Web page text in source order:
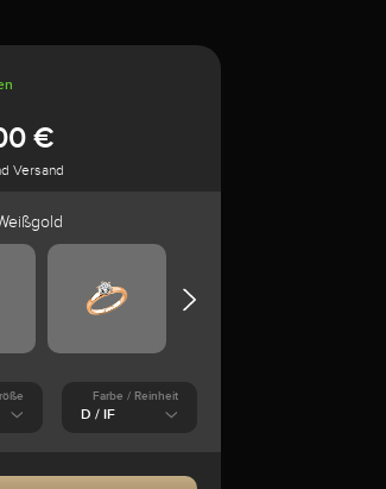
€
Versand
Farbe / Reinheit